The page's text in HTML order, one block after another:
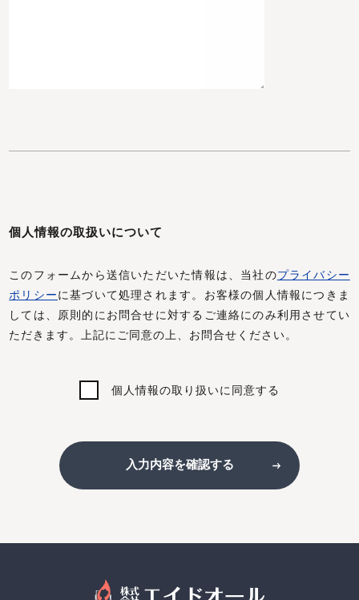
個人情報の取扱いについて
このフォームから送信いただいた情報は、当社のプライバシー
ポリシーに基づいて処理されます。お客様の個人情報につきま
しては、原則的にお問合せに対するご連絡にのみ利用させてい
ただきます。上記にご同意の上、お問合せください。
個人情報の取り扱いに同意する
入力内容を確認する